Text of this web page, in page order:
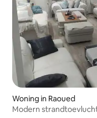
Woning in Raoued
Modern